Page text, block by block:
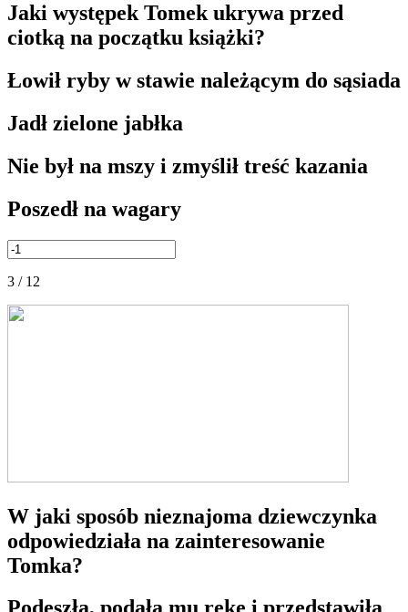
Jaki występek Tomek ukrywa przed
ciotką na początku książki?
Łowił ryby w stawie należącym do sąsiada
Jadł zielone jabłka
Nie był na mszy i zmyślił treść kazania
Poszedł na wagary
3 / 12
W jaki sposób nieznajoma dziewczynka
odpowiedziała na zainteresowanie
Tomka?